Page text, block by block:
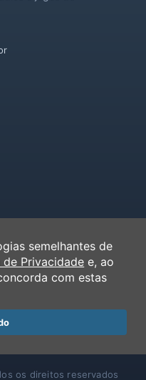
os direitos reservados
semelhantes de
de Privacidade e, ao
com estas